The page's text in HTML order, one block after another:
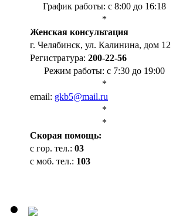
График работы: с 8:00 до 16:18
*
Женская консультация
г. Челябинск, ул. Калинина, дом 12
Регистратура: 200-22-56
Режим работы: с 7:30 до 19:00
*
email: gkb5@mail.ru
*
*
Cкорая помощь:
с гор. тел.: 03
с моб. тел.: 103